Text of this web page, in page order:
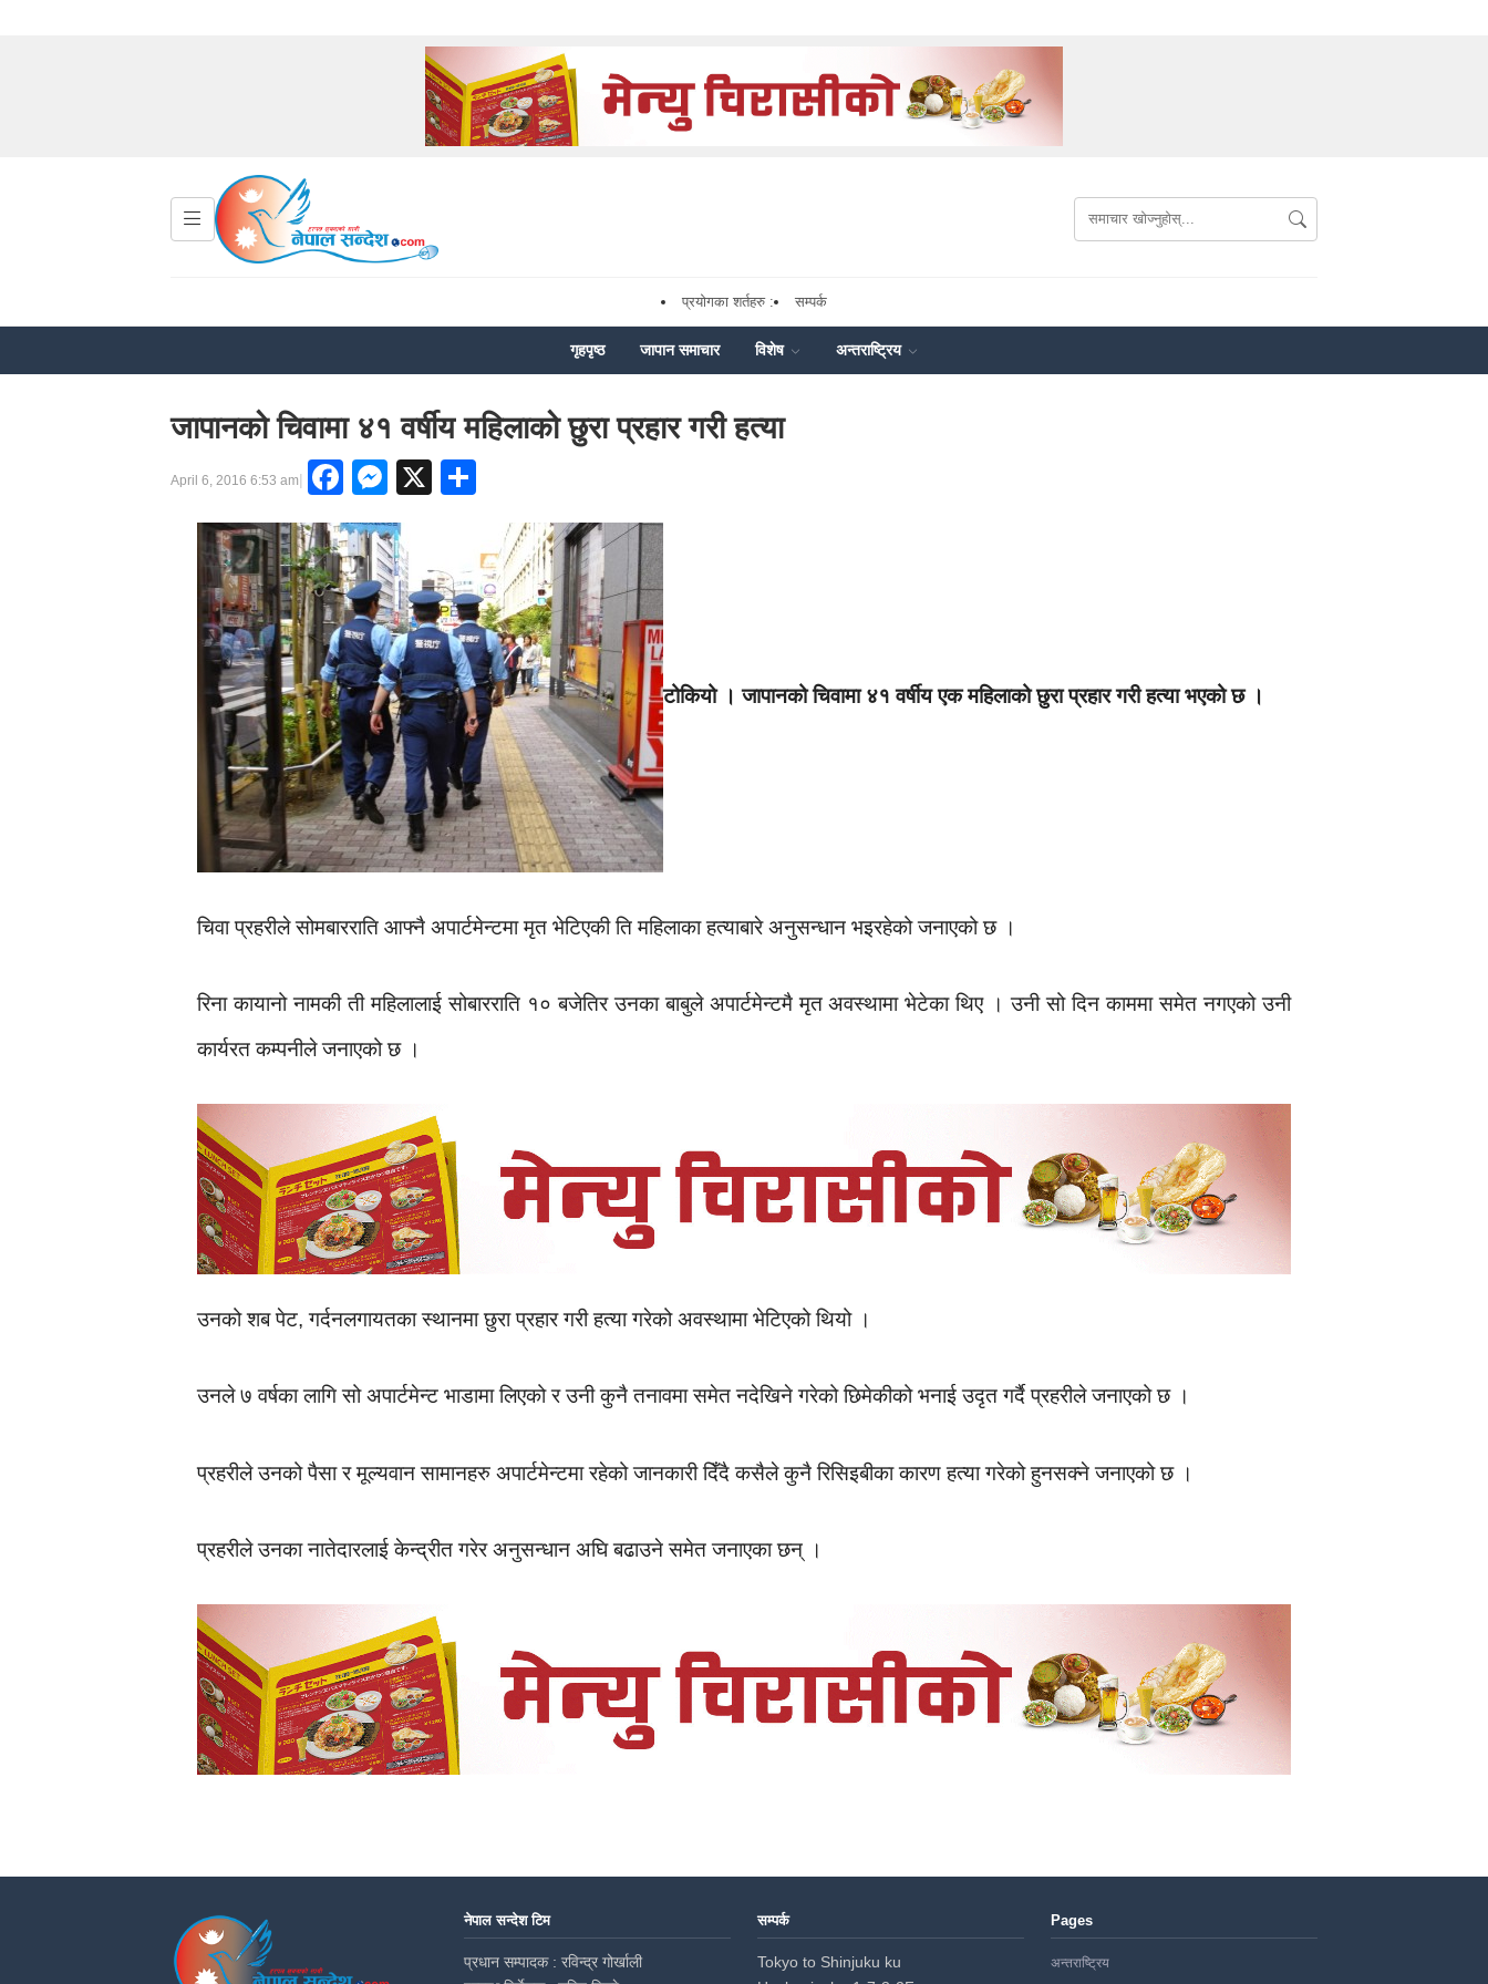
प्रयोगका शर्तहरु : सम्पर्क
गृहपृष्ठ जापान समाचार विशेष अन्तराष्ट्रिय
जापानको चिवामा ४१ वर्षीय महिलाको छुरा प्रहार गरी हत्या
April 6, 2016 6:53 am| Facebook
Messenger
X
टोकियो । जापानको चिवामा ४१ वर्षीय एक महिलाको छुरा प्रहार गरी हत्या भएको छ ।
चिवा प्रहरीले सोमबारराति आफ्नै अपार्टमेन्टमा मृत भेटिएकी ति महिलाका हत्याबारे अनुसन्धान भइरहेको जनाएको छ ।
रिना कायानो नामकी ती महिलालाई सोबारराति १० बजेतिर उनका बाबुले अपार्टमेन्टमै मृत अवस्थामा भेटेका थिए । उनी सो दिन काममा समेत नगएको उनी
कार्यरत कम्पनीले जनाएको छ ।
उनको शब पेट, गर्दनलगायतका स्थानमा छुरा प्रहार गरी हत्या गरेको अवस्थामा भेटिएको थियो ।
उनले ७ वर्षका लागि सो अपार्टमेन्ट भाडामा लिएको र उनी कुनै तनावमा समेत नदेखिने गरेको छिमेकीको भनाई उदृत गर्दै प्रहरीले जनाएको छ ।
प्रहरीले उनको पैसा र मूल्यवान सामानहरु अपार्टमेन्टमा रहेको जानकारी दिँदै कसैले कुनै रिसिइबीका कारण हत्या गरेको हुनसक्ने जनाएको छ ।
प्रहरीले उनका नातेदारलाई केन्द्रीत गरेर अनुसन्धान अघि बढाउने समेत जनाएका छन् ।
नेपाल सन्देश टिम
प्रधान सम्पादक : रविन्द्र गोर्खाली
सम्पर्क
Tokyo to Shinjuku ku
Pages
अन्तराष्ट्रिय